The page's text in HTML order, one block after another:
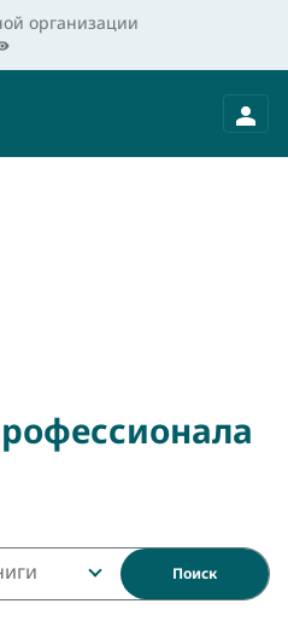
организации
Поиск